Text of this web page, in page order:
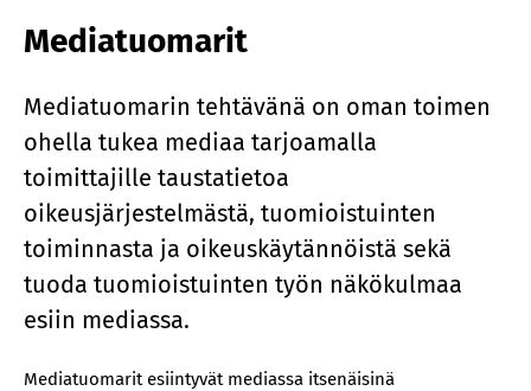
Mediatuomarit
Mediatuomarin tehtävänä on oman toimen
ohella tukea mediaa tarjoamalla
toimittajille taustatietoa
oikeusjärjestelmästä, tuomioistuinten
toiminnasta ja oikeuskäytännöistä sekä
tuoda tuomioistuinten työn näkökulmaa
esiin mediassa.
Mediatuomarit esiintyvät mediassa itsenäisinä